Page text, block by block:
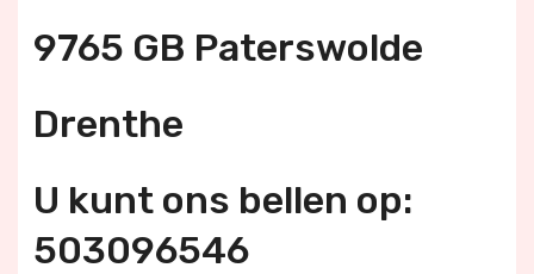
9765 GB Paterswolde
Drenthe
U kunt ons bellen op:
503096546